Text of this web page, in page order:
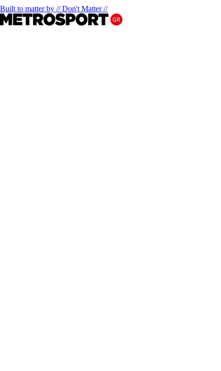
Built to matter by // Don't Matter //